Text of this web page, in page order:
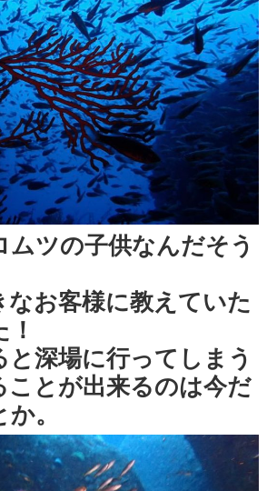
ムツの子供なんだそう
お客様に教えていた
深場に行ってしまう
ことが出来るのは今だ
。